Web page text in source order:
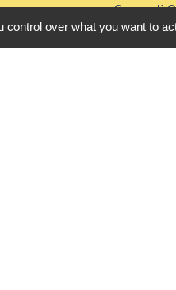
Samedi
over what you want to